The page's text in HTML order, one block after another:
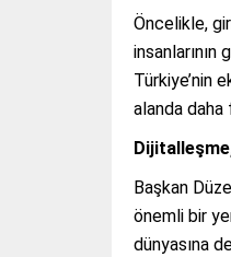
Öncelikle,
Türkiye’nin
alanda daha
Başkan
önemli bir
dünyasına